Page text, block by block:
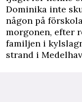
Dominika inte
någon på
morgonen, efter
familjen i
strand i